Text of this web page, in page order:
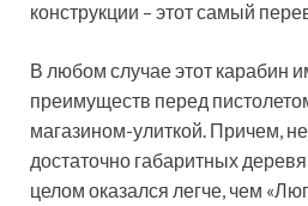
конструкции – этот самый
В любом случае этот карабин
преимуществ перед
магазином-улиткой. Причем,
достаточно габаритных
целом оказался легче, чем